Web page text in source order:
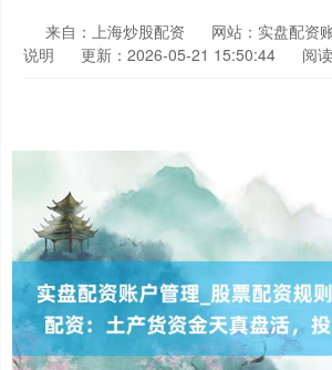
来自：上海炒股配资
网站：实盘配资
说明
更新：2026-05-21 15:50:44 阅